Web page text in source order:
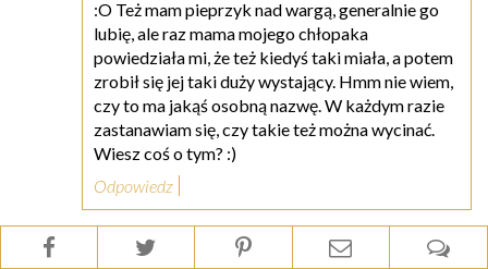
:O Też mam pieprzyk nad wargą, generalnie go
lubię, ale raz mama mojego chłopaka
powiedziała mi, że też kiedyś taki miała, a potem
zrobił się jej taki duży wystający. Hmm nie wiem,
czy to ma jakąś osobną nazwę. W każdym razie
zastanawiam się, czy takie też można wycinać.
Wiesz coś o tym? :)
Odpowiedz